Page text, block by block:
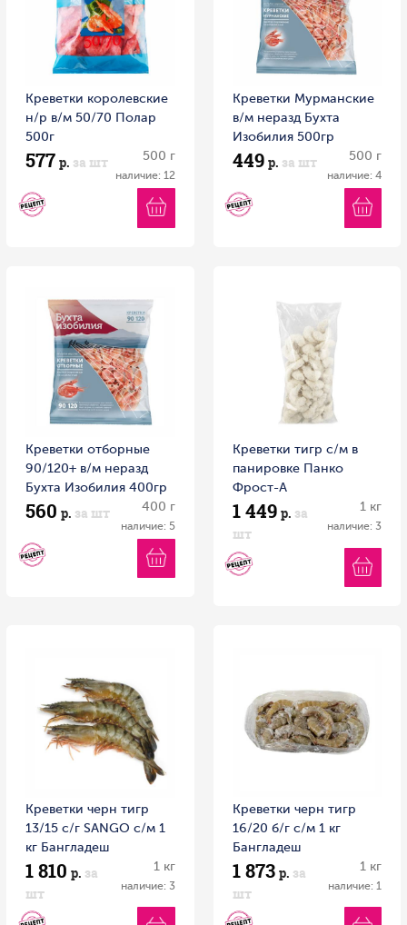
Креветки королевские
н/р в/м 50/70 Полар
500г
577 р. за шт 500 г
наличие: 12
Креветки Мурманские
в/м неразд Бухта
Изобилия 500гр
449 р. за шт 500 г
наличие: 4
Креветки отборные
90/120+ в/м неразд
Бухта Изобилия 400гр
560 р. за шт 400 г
наличие: 5
Креветки тигр с/м в
панировке Панко
Фрост-А
1 449 р. за
шт
1 кг
наличие: 3
Креветки черн тигр
13/15 c/г SANGO с/м 1
кг Бангладеш
1 810 р. за
шт
1 кг
наличие: 3
Креветки черн тигр
16/20 б/г с/м 1 кг
Бангладеш
1 873 р. за
шт
1 кг
наличие: 1